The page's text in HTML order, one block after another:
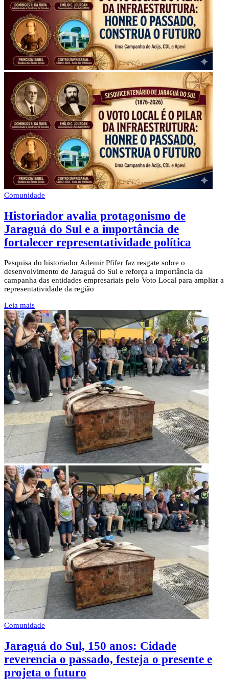
Comunidade
Historiador avalia protagonismo de
Jaraguá do Sul e a importância de
fortalecer representatividade política
Pesquisa do historiador Ademir Pfifer faz resgate sobre o
desenvolvimento de Jaraguá do Sul e reforça a importância da
campanha das entidades empresariais pelo Voto Local para ampliar a
representatividade da região
Leia mais
Comunidade
Jaraguá do Sul, 150 anos: Cidade
reverencia o passado, festeja o presente e
projeta o futuro